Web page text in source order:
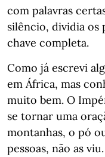
com palavras
silêncio, dividia os
chave completa.
Como já escrevi
em África, mas
muito bem. O
se tornar uma
montanhas, o pó
pessoas, não as